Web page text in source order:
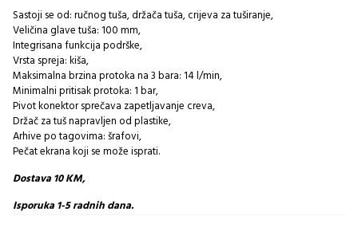
Sastoji se od: ručnog tuša, držača tuša, crijeva za tuširanje,
Veličina glave tuša: 100 mm,
Integrisana funkcija podrške,
Vrsta spreja: kiša,
Maksimalna brzina protoka na 3 bara: 14 l/min,
Minimalni pritisak protoka: 1 bar,
Pivot konektor sprečava zapetljavanje creva,
Držač za tuš napravljen od plastike,
Arhive po tagovima: šrafovi,
Pečat ekrana koji se može isprati.
Dostava 10 KM,
Isporuka 1-5 radnih dana.